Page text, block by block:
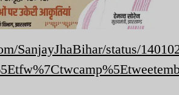
SanjayJhaBihar/status/